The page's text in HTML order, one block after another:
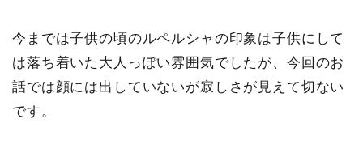
今までは子供の頃のルペルシャの印象は子供にして
は落ち着いた大人っぽい雰囲気でしたが、今回のお
話では顔には出していないが寂しさが見えて切ない
です。